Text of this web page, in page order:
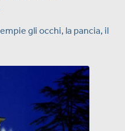
gli occhi, la pancia, il